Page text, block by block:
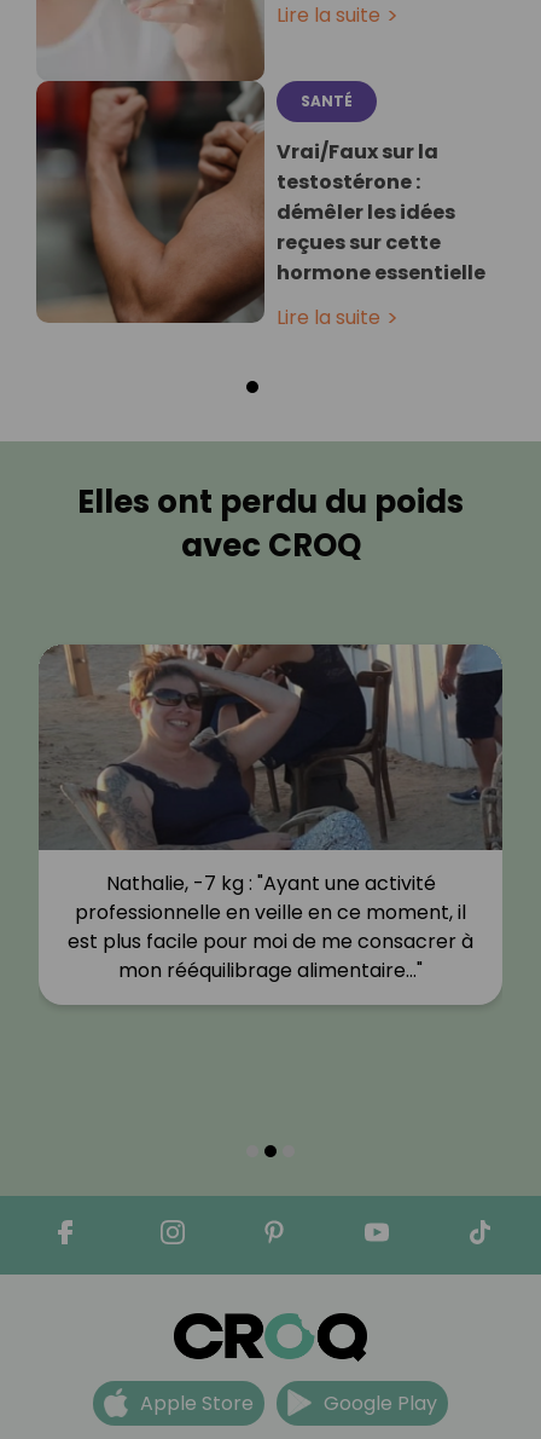
Lire la suite
SANTÉ
Vrai/Faux sur la
testostérone :
démêler les idées
reçues sur cette
hormone essentielle
Lire la suite
Elles ont perdu du poids
avec CROQ
Nathalie, -7 kg : "Ayant une activité
professionnelle en veille en ce moment, il
est plus facile pour moi de me consacrer à
mon rééquilibrage alimentaire…"
Apple Store Google Play